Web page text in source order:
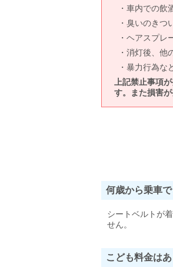
車内での飲
臭いのきつ
ヘアスプレ
消灯後、他
暴力行為な
上記禁止事項
す。また損害
何歳から乗車
シートベルトが
せん。
こども料金は